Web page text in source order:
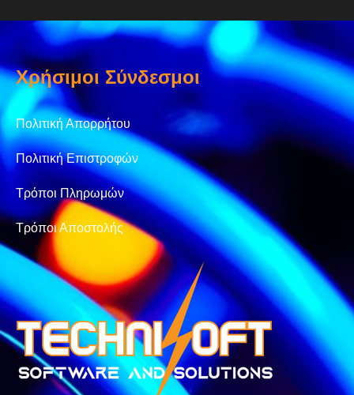
Χρήσιμοι Σύνδεσμοι
Πολιτική Απορρήτου
Πολιτική Επιστροφών
Τρόποι Πληρωμών
Τρόποι Αποστολής